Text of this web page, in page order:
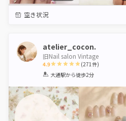
空き状況
atelier_cocon.
旧Nail salon Vintage
4.9
1 2 3 4 5
(271件)
大通駅から徒歩2分